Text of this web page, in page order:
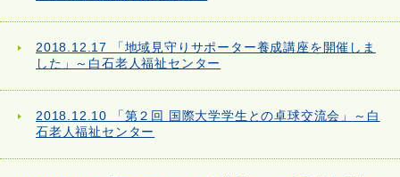
2018.12.17 「地域見守りサポーター養成講座を開催しま
した」～白石老人福祉センター
2018.12.10 「第２回 国際大学学生との卓球交流会」～白
石老人福祉センター